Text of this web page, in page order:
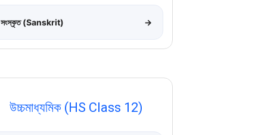
সংস্কৃত (Sanskrit) →
উচ্চমাধ্যমিক (HS Class 12)